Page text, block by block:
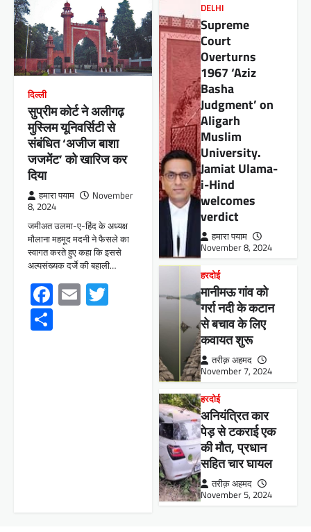
दिल्ली
सुप्रीम कोर्ट ने अलीगढ़
मुस्लिम यूनिवर्सिटी से
संबंधित ‘अजीज बाशा
जजमेंट’ को खारिज कर
दिया
हमारा पयाम
November
8, 2024
जमीअत उलमा-ए-हिंद के अध्यक्ष
मौलाना महमूद मदनी ने फैसले का
स्वागत करते हुए कहा कि इससे
अल्पसंख्यक दर्जे की बहाली…
Facebook
Email Twitter
DELHI
Supreme
Court
Overturns
1967 ‘Aziz
Basha
Judgment’ on
Aligarh
Muslim
University.
Jamiat Ulama-
i-Hind
welcomes
verdict
हमारा पयाम
November 8, 2024
हरदोई
मानीमऊ गांव को
गर्रा नदी के कटान
से बचाव के लिए
कवायत शुरू
तरीक़ अहमद
November 7, 2024
हरदोई
अनियंत्रित कार
पेड़ से टकराई एक
की मौत, प्रधान
सहित चार घायल
तरीक़ अहमद
November 5, 2024